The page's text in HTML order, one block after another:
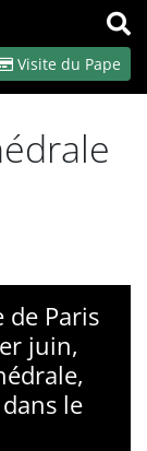
OK
Visite du Pape
de Paris
juin,
le